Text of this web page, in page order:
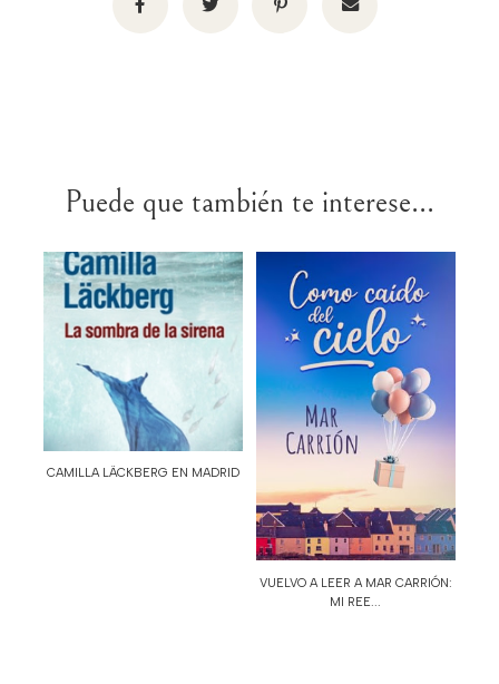
Puede que también te interese...
CAMILLA LÄCKBERG EN MADRID
VUELVO A LEER A MAR CARRIÓN:
MI REE...